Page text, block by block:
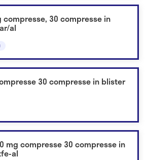
compresse, 30 compresse in
al
30 compresse in blister
mg compresse 30 compresse in
al